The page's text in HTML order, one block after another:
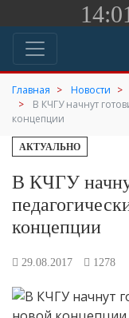
Главная Новости
В КЧГУ начнут
концепции
АКТУАЛЬНО
В КЧГУ
концепции
29.08.2017 1278